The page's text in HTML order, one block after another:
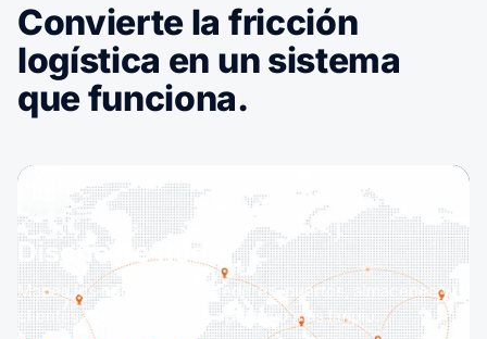
Convierte la fricción
logística en un sistema
que funciona.
Diseño de Red
Mapea los nodos de proveedores, puertos, almacenes y
clientes hacia un modelo operativo más limpio.